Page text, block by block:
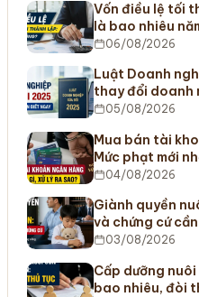
Vốn điều lệ tối
là bao nhiêu
06/08/2026
Luật Doanh
thay đổi doanh
05/08/2026
Mua bán tài
Mức phạt mới
04/08/2026
Giành quyền
và chứng cứ
03/08/2026
Cấp dưỡng
bao nhiêu, đòi